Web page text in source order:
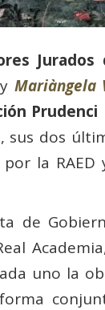
Mariàngela
sus dos
la RAED
de
uno la